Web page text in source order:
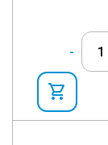
-
shopping_cart